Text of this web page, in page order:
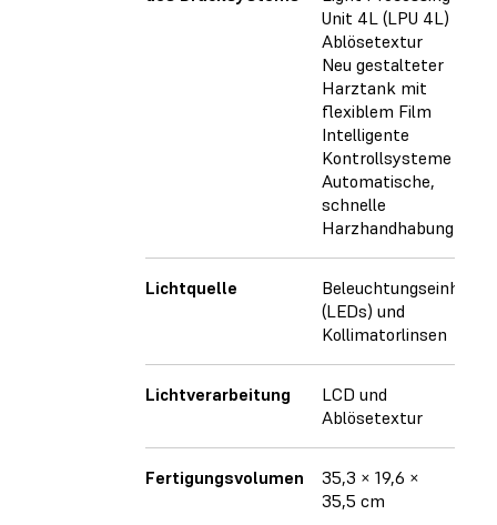
Unit 4L (LPU 4L)
Ablösetextur
Neu gestalteter
Harztank mit
flexiblem Film
Intelligente
Kontrollsysteme
Automatische,
schnelle
Harzhandhabung
Lichtquelle
Beleuchtungseinheit
(LEDs) und
Kollimatorlinsen
Lichtverarbeitung
LCD und
Ablösetextur
Fertigungsvolumen
35,3 × 19,6 ×
35,5 cm